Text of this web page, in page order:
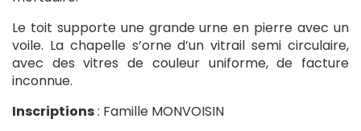
Le toit supporte une grande urne en pierre avec un
voile. La chapelle s’orne d’un vitrail semi circulaire,
avec des vitres de couleur uniforme, de facture
inconnue.
Inscriptions: Famille MONVOISIN